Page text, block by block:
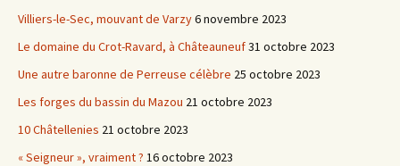
Villiers-le-Sec, mouvant de Varzy6 novembre 2023
Le domaine du Crot-Ravard, à Châteauneuf31 octobre 2023
Une autre baronne de Perreuse célèbre 25 octobre 2023
Les forges du bassin du Mazou 21 octobre 2023
10 Châtellenies 21 octobre 2023
« Seigneur », vraiment ? 16 octobre 2023